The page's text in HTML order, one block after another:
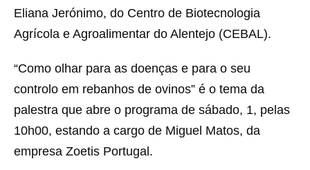
Eliana Jerónimo, do Centro de Biotecnologia
Agrícola e Agroalimentar do Alentejo (CEBAL).
“Como olhar para as doenças e para o seu
controlo em rebanhos de ovinos” é o tema da
palestra que abre o programa de sábado, 1, pelas
10h00, estando a cargo de Miguel Matos, da
empresa Zoetis Portugal.